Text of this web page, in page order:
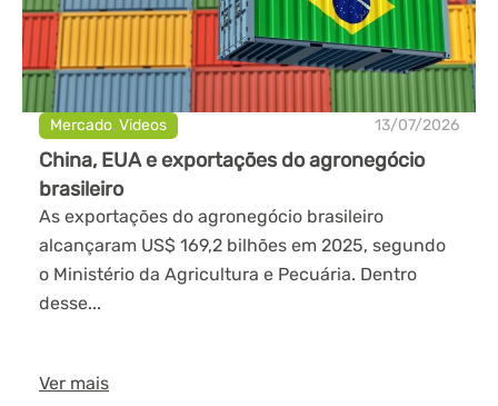
Mercado,Videos 13/07/2026
China, EUA e exportações do agronegócio
brasileiro
As exportações do agronegócio brasileiro
alcançaram US$ 169,2 bilhões em 2025, segundo
o Ministério da Agricultura e Pecuária. Dentro
desse...
Ver mais